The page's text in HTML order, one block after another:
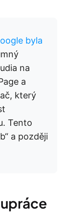
byla
na
a
který
Tento
a později